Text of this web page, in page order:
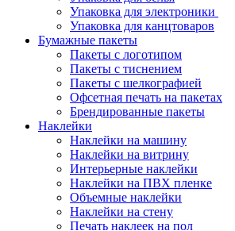
Упаковка для электроники
Упаковка для канцтоваров
Бумажные пакеты
Пакеты с логотипом
Пакеты с тиснением
Пакеты с шелкографией
Офсетная печать на пакетах
Брендированные пакеты
Наклейки
Наклейки на машину
Наклейки на витрину
Интерьерные наклейки
Наклейки на ПВХ пленке
Объемные наклейки
Наклейки на стену
Печать наклеек на пол